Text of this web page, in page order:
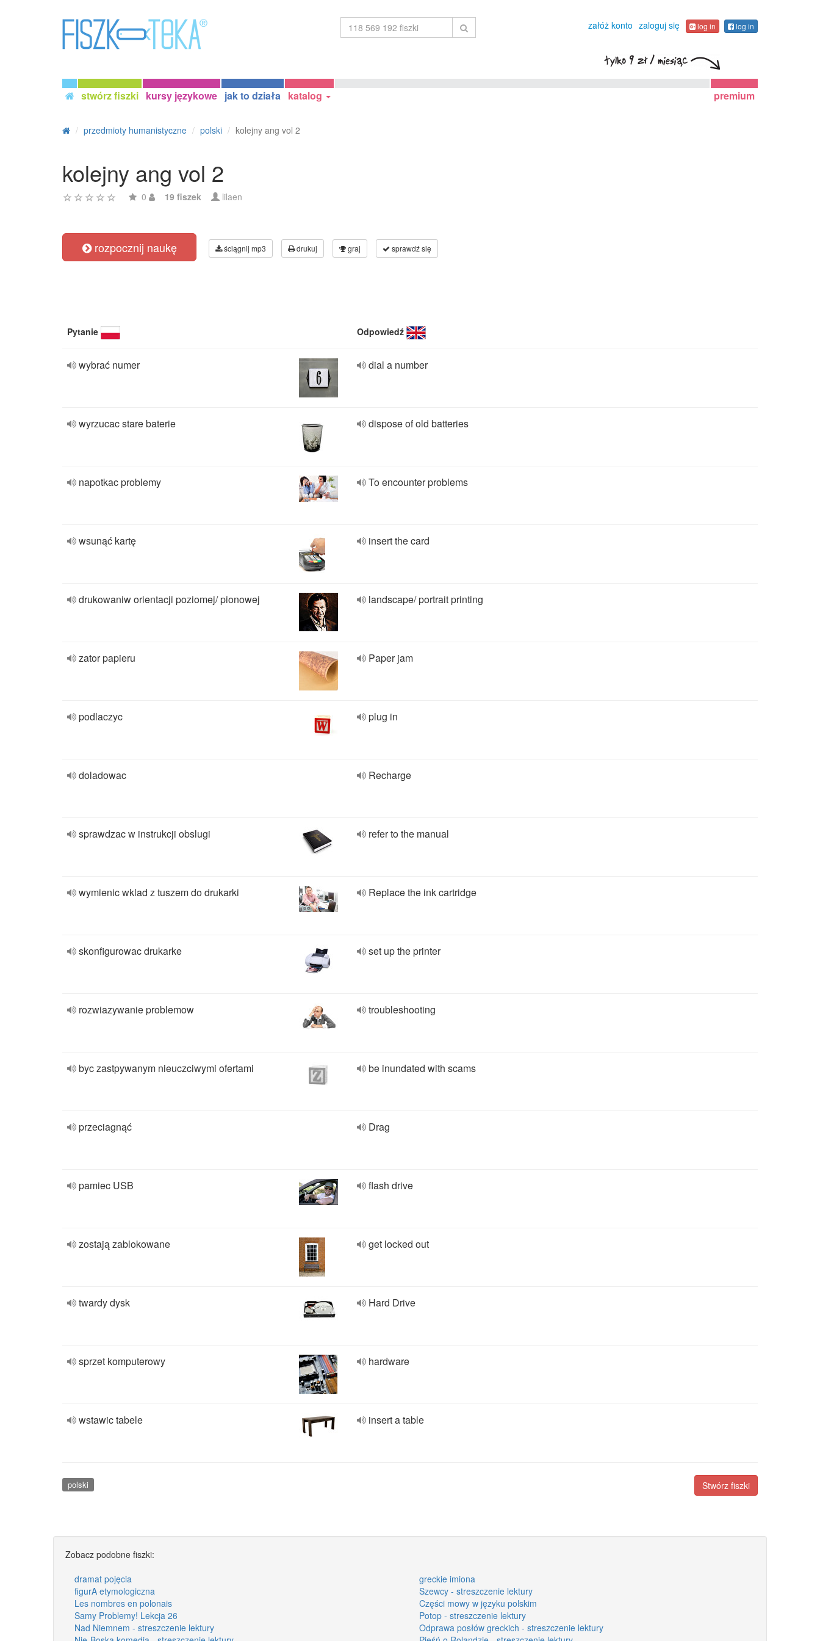
załóż konto zaloguj się log in log in
stwórz fiszki kursy językowe jak to działa katalog premium
przedmioty humanistyczne polski kolejny ang vol 2
kolejny ang vol 2
0 19 fiszek lilaen
rozpocznij naukę ściągnij mp3 drukuj graj sprawdź się
Pytanie Odpowiedź
wybrać numer dial a number
wyrzucac stare baterie dispose of old batteries
napotkac problemy To encounter problems
wsunąć kartę insert the card
drukowaniw orientacji poziomej/ pionowej landscape/ portrait printing
zator papieru Paper jam
podlaczyc plug in
doladowac Recharge
sprawdzac w instrukcji obslugi refer to the manual
wymienic wklad z tuszem do drukarki Replace the ink cartridge
skonfigurowac drukarke set up the printer
rozwiazywanie problemow troubleshooting
byc zastpywanym nieuczciwymi ofertami be inundated with scams
przeciagnąć Drag
pamiec USB flash drive
zostają zablokowane get locked out
twardy dysk Hard Drive
sprzet komputerowy hardware
wstawic tabele insert a table
Stwórz fiszki
polski
Zobacz podobne fiszki:
dramat pojęcia
greckie imiona
figurA etymologiczna
Szewcy - streszczenie lektury
Les nombres en polonais
Części mowy w języku polskim
Samy Problemy! Lekcja 26
Potop - streszczenie lektury
Nad Niemnem - streszczenie lektury
Odprawa posłów greckich - streszczenie lektury